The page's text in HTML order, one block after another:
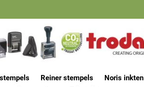
Reiner stempels Noris inkten